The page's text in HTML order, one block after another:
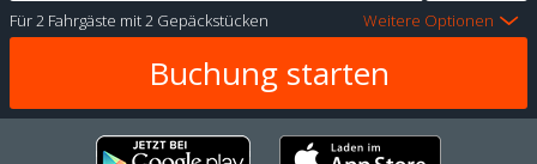
Für2 Fahrgäste mit2 Gepäckstücken Weitere Optionen